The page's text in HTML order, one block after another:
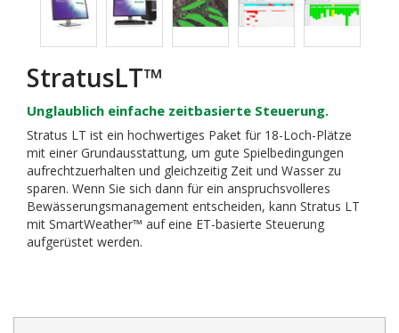
StratusLT™
Unglaublich einfache zeitbasierte Steuerung.
Stratus LT ist ein hochwertiges Paket für 18-Loch-Plätze
mit einer Grundausstattung, um gute Spielbedingungen
aufrechtzuerhalten und gleichzeitig Zeit und Wasser zu
sparen. Wenn Sie sich dann für ein anspruchsvolleres
Bewässerungsmanagement entscheiden, kann Stratus LT
mit SmartWeather™ auf eine ET-basierte Steuerung
aufgerüstet werden.